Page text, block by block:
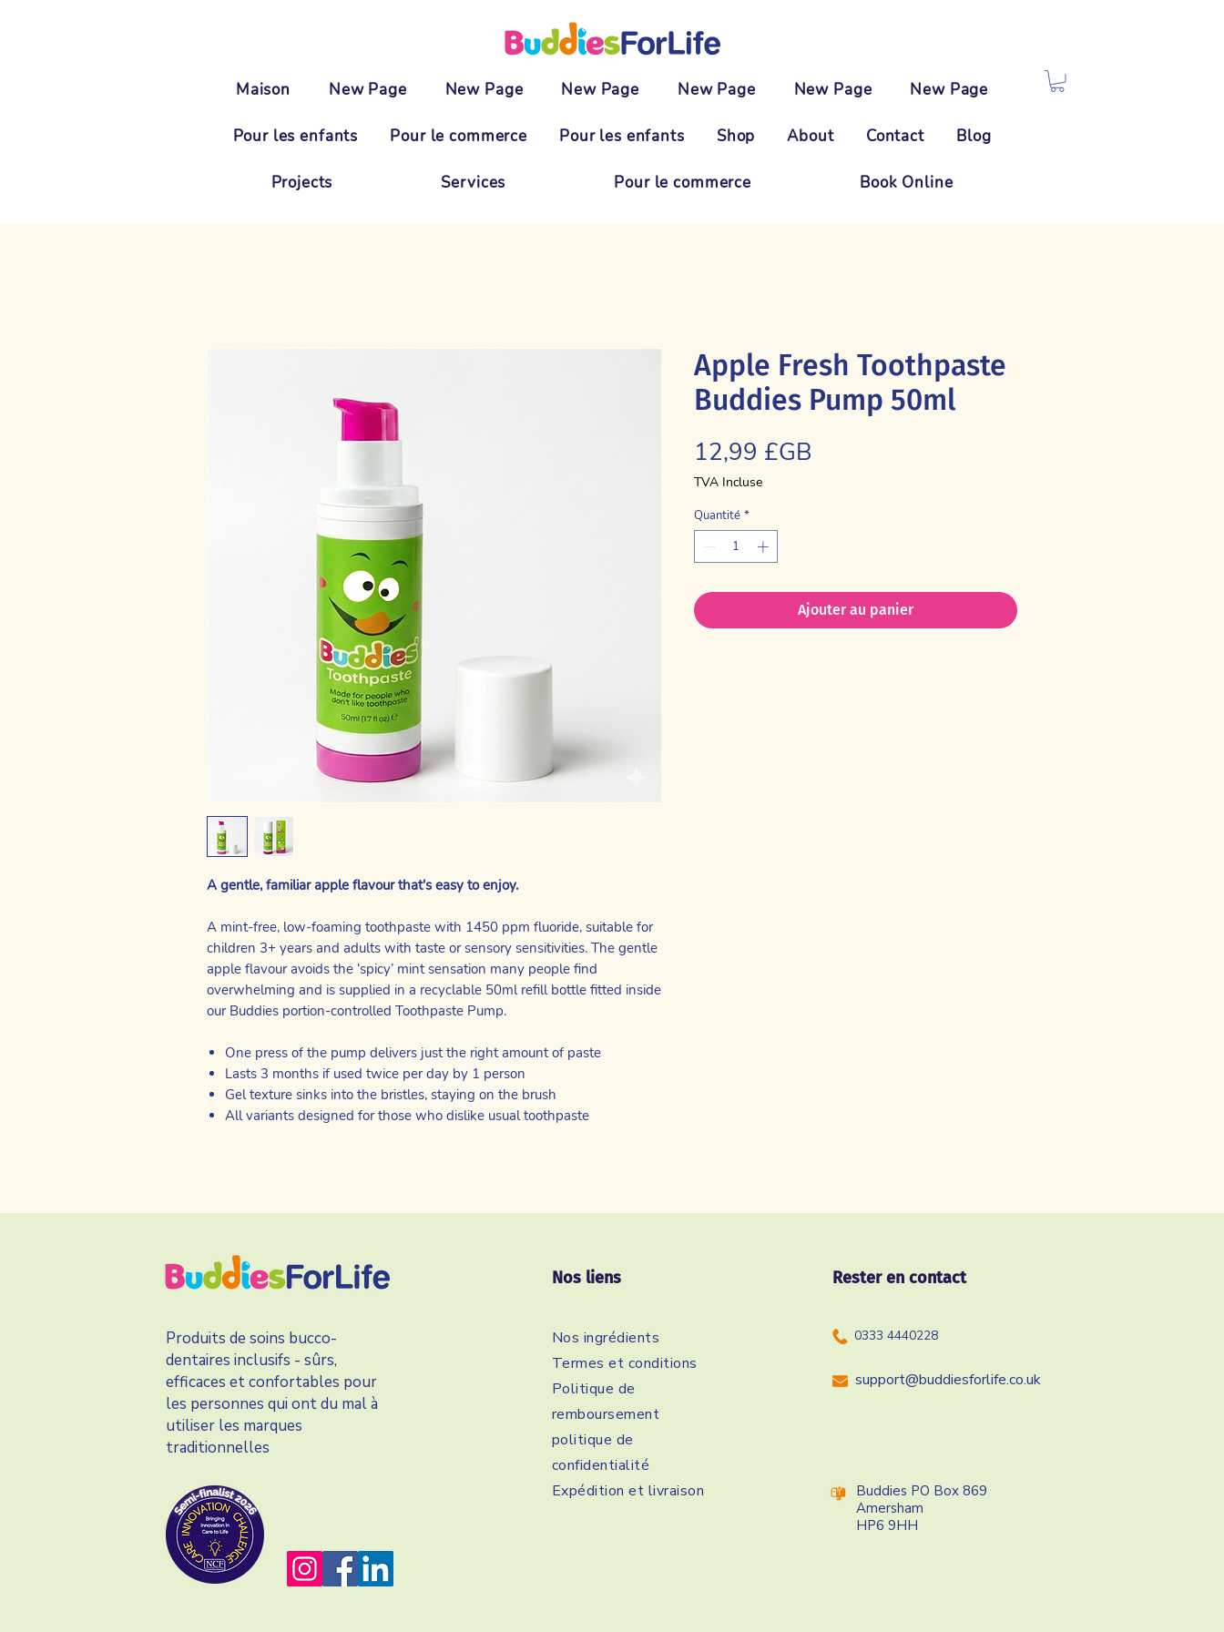
Maison New Page New Page New Page New Page New Page New Page
Pour les enfants Pour le commerce Pour les enfants Shop About Contact Blog
Projects Services Pour le commerce Book Online
A gentle, familiar apple flavour that's easy to enjoy.
A mint-free, low-foaming toothpaste with 1450 ppm fluoride, suitable for
children 3+ years and adults with taste or sensory sensitivities. The gentle
apple flavour avoids the ‘spicy’ mint sensation many people find
overwhelming and is supplied in a recyclable 50ml refill bottle fitted inside
our Buddies portion-controlled Toothpaste Pump.
One press of the pump delivers just the right amount of paste
Lasts 3 months if used twice per day by 1 person
Gel texture sinks into the bristles, staying on the brush
All variants designed for those who dislike usual toothpaste
Apple Fresh Toothpaste
Buddies Pump 50ml
12,99 £GB
TVA Incluse
Quantité *
Ajouter au panier
Produits de soins bucco-
dentaires inclusifs - sûrs,
efficaces et confortables pour
les personnes qui ont du mal à
utiliser les marques
traditionnelles
Nos liens
Nos ingrédients
Termes et conditions
Politique de
remboursement
politique de
confidentialité
Expédition et livraison
Rester en contact
0333 4440228
support@buddiesforlife.co.uk
Buddies PO Box 869
Amersham
HP6 9HH